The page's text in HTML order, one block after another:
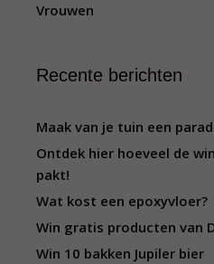
Vrouwen
Recente berichten
Maak van je tuin een
Ontdek hier hoeveel de
pakt!
Wat kost een epoxyvloer?
Win gratis producten van
Win 10 bakken Jupiler bier